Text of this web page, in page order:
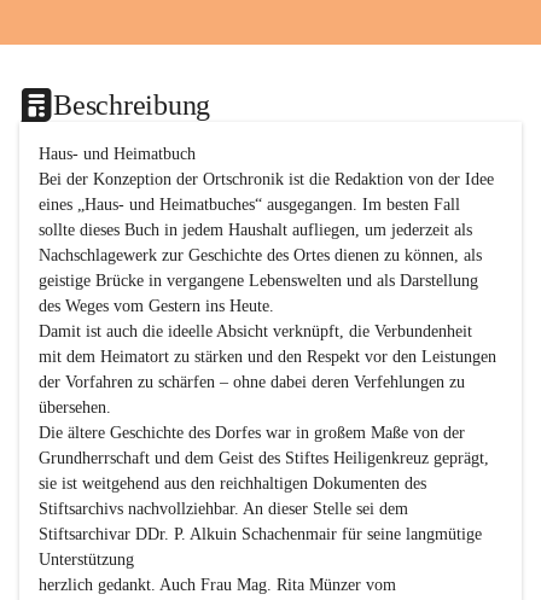
Beschreibung
Haus- und Heimatbuch
Bei der Konzeption der Ortschronik ist die Redaktion von der Idee
eines „Haus- und Heimatbuches“ ausgegangen. Im besten Fall
sollte dieses Buch in jedem Haushalt aufliegen, um jederzeit als
Nachschlagewerk zur Geschichte des Ortes dienen zu können, als
geistige Brücke in vergangene Lebenswelten und als Darstellung
des Weges vom Gestern ins Heute.
Damit ist auch die ideelle Absicht verknüpft, die Verbundenheit
mit dem Heimatort zu stärken und den Respekt vor den Leistungen
der Vorfahren zu schärfen – ohne dabei deren Verfehlungen zu
übersehen.
Die ältere Geschichte des Dorfes war in großem Maße von der
Grundherrschaft und dem Geist des Stiftes Heiligenkreuz geprägt,
sie ist weitgehend aus den reichhaltigen Dokumenten des
Stiftsarchivs nachvollziehbar. An dieser Stelle sei dem
Stiftsarchivar DDr. P. Alkuin Schachenmair für seine langmütige
Unterstützung
herzlich gedankt. Auch Frau Mag. Rita Münzer vom